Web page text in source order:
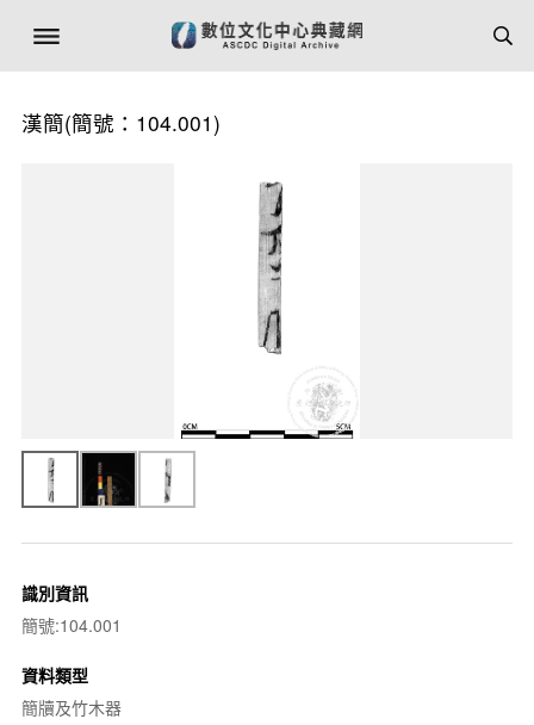
漢簡(簡號：104.001)
識別資訊
簡號:104.001
資料類型
簡牘及竹木器